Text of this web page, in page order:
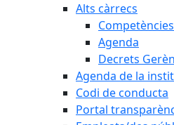
Alts càrrecs
Agenda
Decrets
Agenda de la
Codi de conducta
Portal